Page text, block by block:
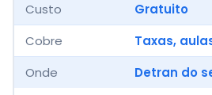
Custo
Gratuito
Cobre
Taxas,
Onde
Detran do